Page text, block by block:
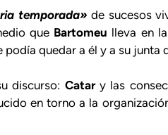
temporada» de sucesos
que Bartomeu lleva en
podía quedar a él y a su junta
discurso: Catary las
en torno a la